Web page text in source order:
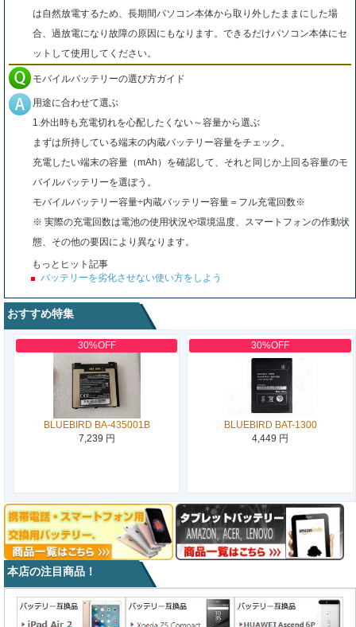
は自然放電するため、長期間パソコン本体から取り外したままにした場
合、過放電になり故障の原因にもなります。できるだけパソコン本体にセ
ットして使用してください。
モバイルバッテリーの選び方ガイド
用途に合わせて選ぶ
1.外出時も充電切れを心配したくない～容量から選ぶ
まずは所持している端末の内蔵バッテリー容量をチェック。
充電したい端末の容量（mAh）を確認して、それと同じか上回る容量のモ
バイルバッテリーを選ぼう。
モバイルバッテリー容量÷内蔵バッテリー容量＝フル充電回数※
※ 実際の充電回数は電池の使用状況や環境温度、スマートフォンの作動状
態、その他の要因により異なります。
もっとヒット記事
バッテリーを劣化させない使い方をしよう
おすすめ特集
30%OFF
BLUEBIRD BA-435001B
7,239 円
30%OFF
BLUEBIRD BAT-1300
4,449 円
本店の注目商品！